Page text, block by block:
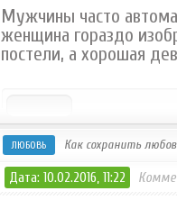
Мужчины часто
женщина гораздо
постели, а хорошая
ЛЮБОВЬ Как сохранить
Дата: 10.02.2016, 11:22